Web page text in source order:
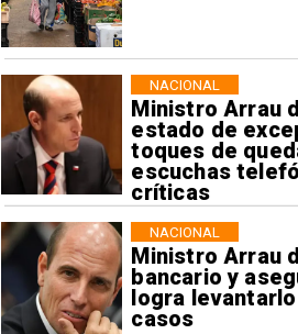
Ministro Arrau
estado de
toques de
escuchas
críticas
NACIONAL
Ministro Arrau
bancario y
logra
casos
NACIONAL